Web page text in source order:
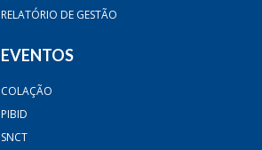
RELATÓRIO DE GESTÃO
EVENTOS
COLAÇÃO
PIBID
SNCT